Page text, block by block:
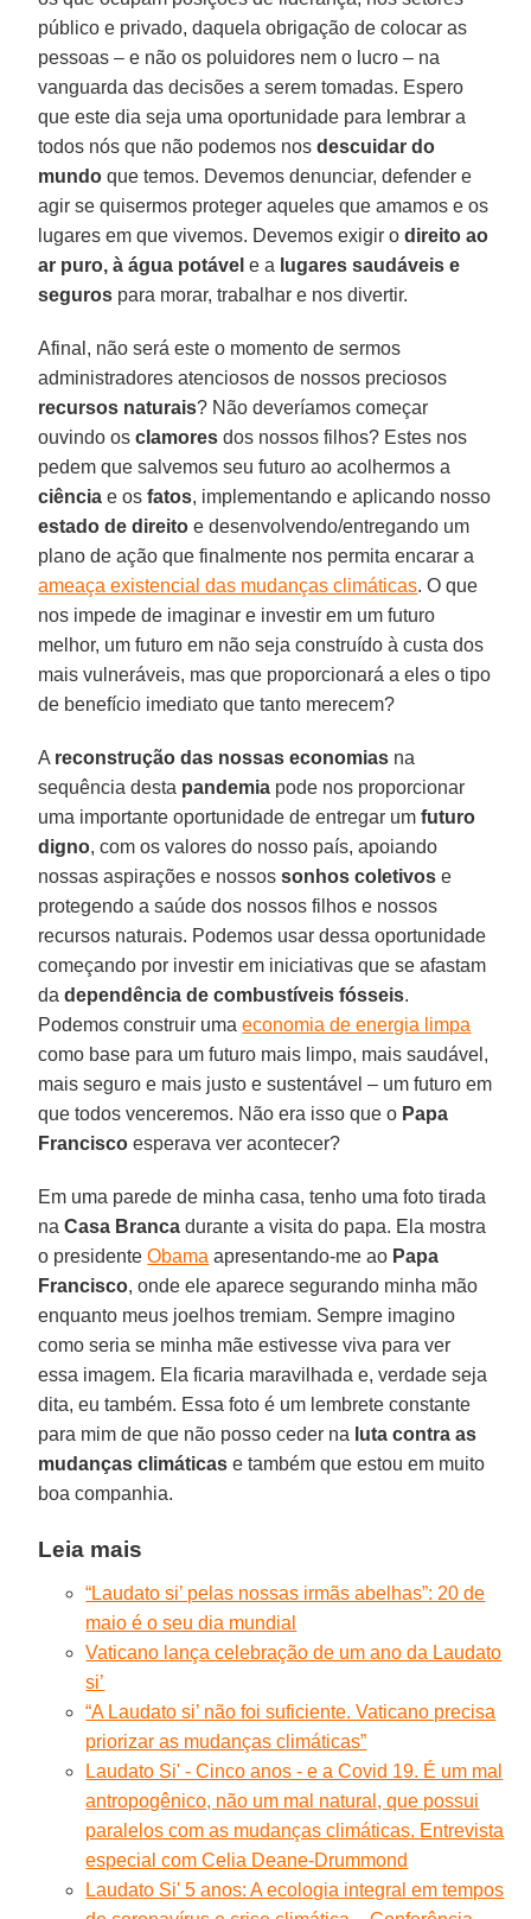
público e privado, daquela obrigação de colocar as
pessoas – e não os poluidores nem o lucro – na
vanguarda das decisões a serem tomadas. Espero
que este dia seja uma oportunidade para lembrar a
todos nós que não podemos nosdescuidar do
mundo que temos. Devemos denunciar, defender e
agir se quisermos proteger aqueles que amamos e os
lugares em que vivemos. Devemos exigir odireito ao
ar puro, à água potável e a lugares saudáveis e
seguros para morar, trabalhar e nos divertir.
Afinal, não será este o momento de sermos
administradores atenciosos de nossos preciosos
recursos naturais? Não deveríamos começar
ouvindo osclamores dos nossos filhos? Estes nos
pedem que salvemos seu futuro ao acolhermos a
ciência e osfatos, implementando e aplicando nosso
estado de direito e desenvolvendo/entregando um
plano de ação que finalmente nos permita encarar a
ameaça existencial das mudanças climáticas. O que
nos impede de imaginar e investir em um futuro
melhor, um futuro em não seja construído à custa dos
mais vulneráveis, mas que proporcionará a eles o tipo
de benefício imediato que tanto merecem?
A reconstrução das nossas economias na
sequência desta pandemia pode nos proporcionar
uma importante oportunidade de entregar umfuturo
digno, com os valores do nosso país, apoiando
nossas aspirações e nossossonhos coletivos e
protegendo a saúde dos nossos filhos e nossos
recursos naturais. Podemos usar dessa oportunidade
começando por investir em iniciativas que se afastam
dadependência de combustíveis fósseis.
Podemos construir umaeconomia de energia limpa
como base para um futuro mais limpo, mais saudável,
mais seguro e mais justo e sustentável – um futuro em
que todos venceremos. Não era isso que o Papa
Francisco esperava ver acontecer?
Em uma parede de minha casa, tenho uma foto tirada
naCasa Branca durante a visita do papa. Ela mostra
o presidenteObama apresentando-me ao Papa
Francisco, onde ele aparece segurando minha mão
enquanto meus joelhos tremiam. Sempre imagino
como seria se minha mãe estivesse viva para ver
essa imagem. Ela ficaria maravilhada e, verdade seja
dita, eu também. Essa foto é um lembrete constante
para mim de que não posso ceder na luta contra as
mudanças climáticas e também que estou em muito
boa companhia.
Leia mais
“Laudato si’ pelas nossas irmãs abelhas”: 20 de
maio é o seu dia mundial
Vaticano lança celebração de um ano da Laudato
si’
“A Laudato si’ não foi suficiente. Vaticano precisa
priorizar as mudanças climáticas”
Laudato Si' - Cinco anos - e a Covid 19. É um mal
antropogênico, não um mal natural, que possui
paralelos com as mudanças climáticas. Entrevista
especial com Celia Deane-Drummond
Laudato Si' 5 anos: A ecologia integral em tempos